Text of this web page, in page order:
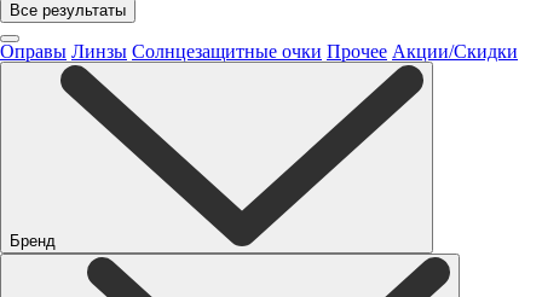
Все результаты
Оправы Линзы Солнцезащитные очки Прочее Акции/Скидки
Бренд